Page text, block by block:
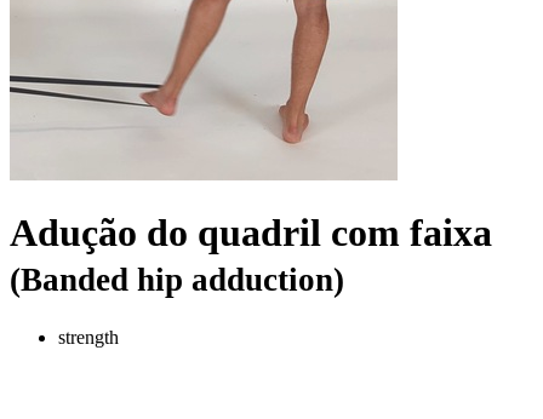
Adução do quadril com faixa
(Banded hip adduction)
strength